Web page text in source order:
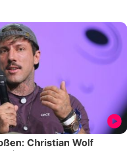
Christian Wolf